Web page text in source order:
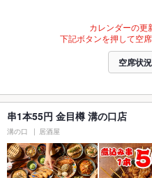
カレンダーの更
下記ボタンを押して空
空席状
串1本55円 金目樽 溝の口店
溝の口 居酒屋